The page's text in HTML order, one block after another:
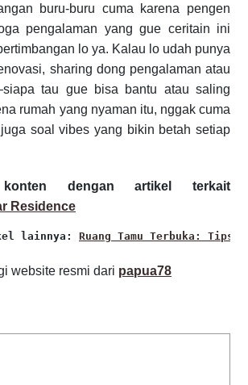
buru-buru cuma karena pengen
pengalaman yang gue ceritain ini
lo ya. Kalau lo udah punya
sharing dong pengalaman atau
tau gue bisa bantu atau saling
rumah yang nyaman itu, nggak cuma
soal vibes yang bikin betah setiap
dengan artikel terkait
Residence
lainnya: Ruang Tamu Terbuka: Tips
website resmi dari papua78